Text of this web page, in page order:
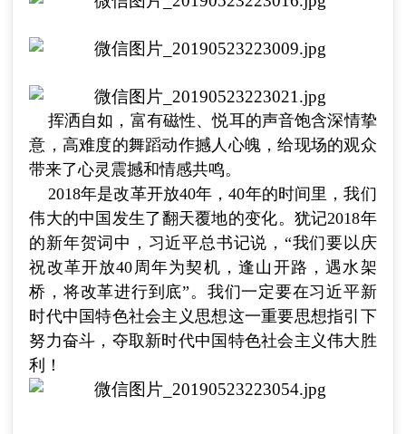
挥洒自如，富有磁性、悦耳的声音饱含深情挚
意，高难度的舞蹈动作撼人心魄，给现场的观众
带来了心灵震撼和情感共鸣。
2018年是改革开放40年，40年的时间里，我们
伟大的中国发生了翻天覆地的变化。犹记2018年
的新年贺词中，习近平总书记说，“我们要以庆
祝改革开放40周年为契机，逢山开路，遇水架
桥，将改革进行到底”。我们一定要在习近平新
时代中国特色社会主义思想这一重要思想指引下
努力奋斗，夺取新时代中国特色社会主义伟大胜
利！